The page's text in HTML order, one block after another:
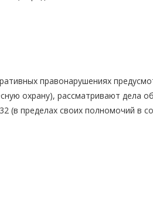
правонарушениях
охрану), рассматривают дела
(в пределах своих полномочий в